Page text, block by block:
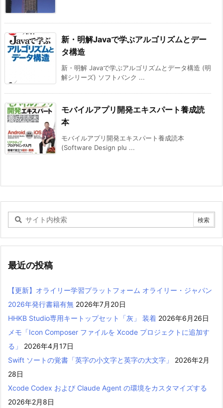
新・明解Javaで学ぶアルゴリズムとデー
タ構造
新・明解 Javaで学ぶアルゴリズムとデータ構造 (明
解シリーズ) ソフトバンク ...
モバイルアプリ開発エキスパート養成読
本
モバイルアプリ開発エキスパート養成読本
(Software Design plu ...
最近の投稿
【更新】オライリー学習プラットフォーム オライリー・ジャパン
2026年発行書籍有無 2026年7月20日
HHKB Studio専用キートップセット「灰」 装着 2026年6月26日
メモ「Icon Composer ファイルを Xcode プロジェクトに追加す
る」
2026年4月17日
Swift ソートの覚書「英字の小文字と英字の大文字」
2026年2月
28日
Xcode Codex および Claude Agent の環境をカスタマイズする
2026年2月8日